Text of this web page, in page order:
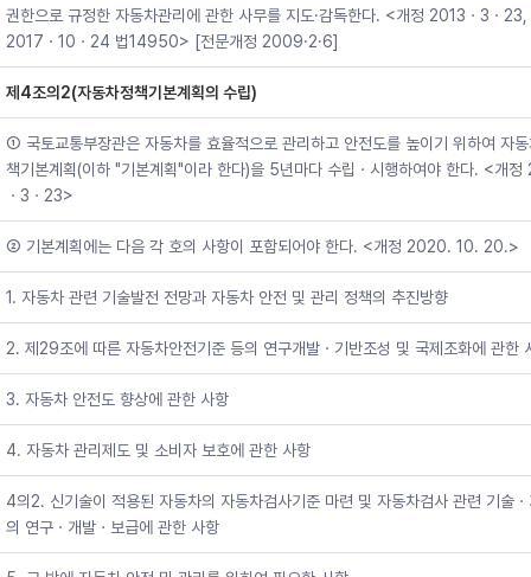
권한으로 규정한 자동차관리에 관한 사무를 지도·감독한다. <개정 2013ㆍ3ㆍ23,
2017ㆍ10ㆍ24 법14950> [전문개정 2009·2·6]
제4조의2(자동차정책기본계획의 수립)
① 국토교통부장관은 자동차를 효율적으로 관리하고 안전도를 높이기 위하여 자
책기본계획(이하 "기본계획"이라 한다)을 5년마다 수립ㆍ시행하여야 한다. <개정
ㆍ3ㆍ23>
② 기본계획에는 다음 각 호의 사항이 포함되어야 한다. <개정 2020. 10. 20.>
1. 자동차 관련 기술발전 전망과 자동차 안전 및 관리 정책의 추진방향
2. 제29조에 따른 자동차안전기준 등의 연구개발ㆍ기반조성 및 국제조화에 관한
3. 자동차 안전도 향상에 관한 사항
4. 자동차 관리제도 및 소비자 보호에 관한 사항
4의2. 신기술이 적용된 자동차의 자동차검사기준 마련 및 자동차검사 관련 기술
의 연구ㆍ개발ㆍ보급에 관한 사항